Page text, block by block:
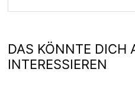
DAS KÖNNTE DICH
INTERESSIEREN